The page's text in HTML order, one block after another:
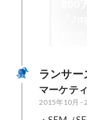
ランサ
マーケテ
2015年10月 -